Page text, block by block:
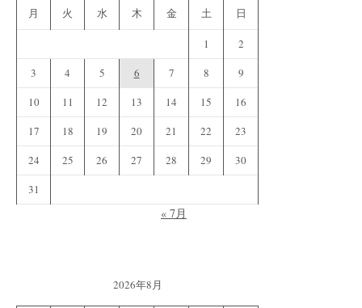
月 火 水 木 金 土 日
1
2
3
4 5 6 7 8
9
10
11 12 13 14 15
16
17
18 19 20 21 22
23
24
25 26 27 28 29
30
31
« 7月
2026年8月